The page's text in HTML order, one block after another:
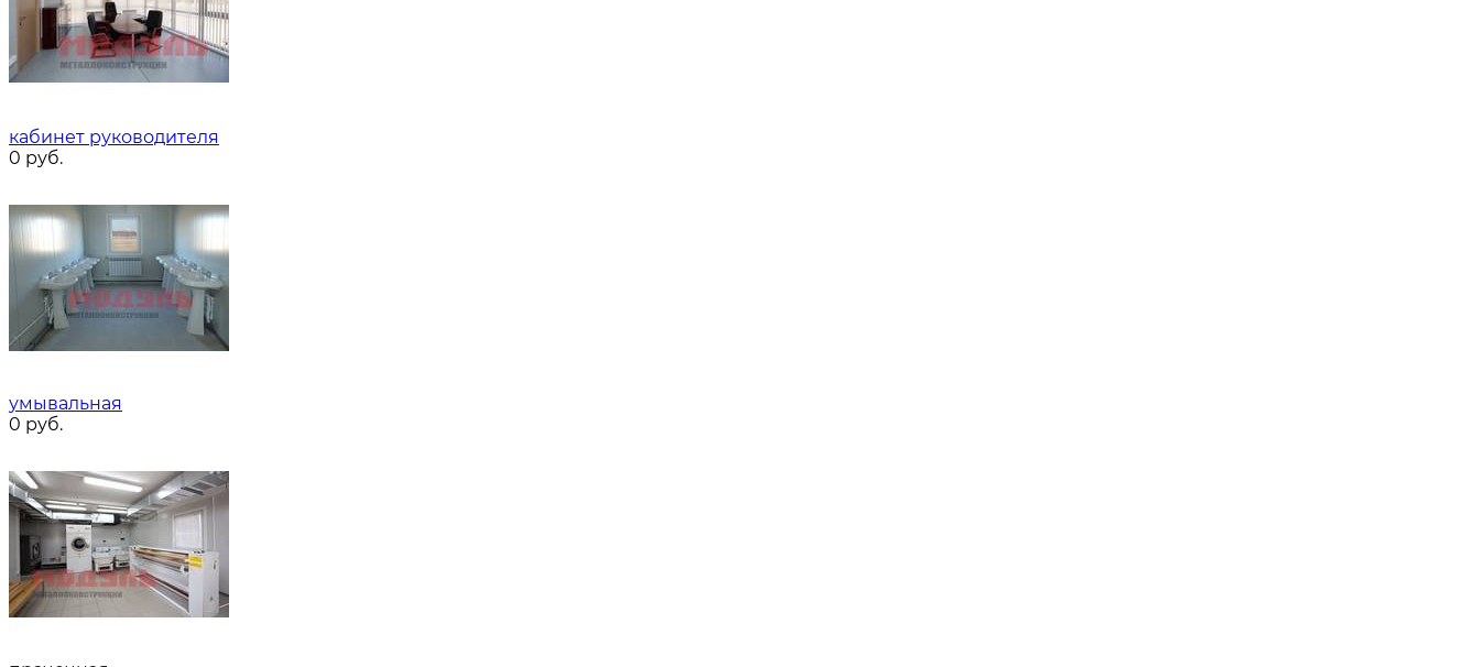
кабинет руководителя
0 руб.
умывальная
0 руб.